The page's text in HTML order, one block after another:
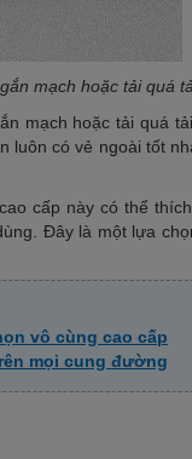
mạch hoặc tải quá
mạch hoặc tải quá
luôn có vẻ ngoài tốt
cấp này có thể
Đây là một lựa
vô cùng cao cấp
mọi cung đường